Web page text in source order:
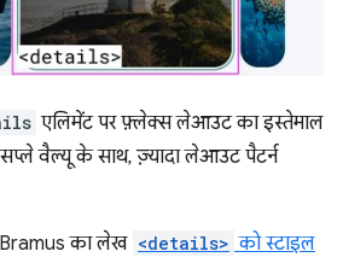
एलिमेंट पर फ़्लेक्स लेआउट का इस्तेमाल
वैल्यू के साथ, ज़्यादा लेआउट पैटर्न
Bramus का लेख <details> को स्टाइल